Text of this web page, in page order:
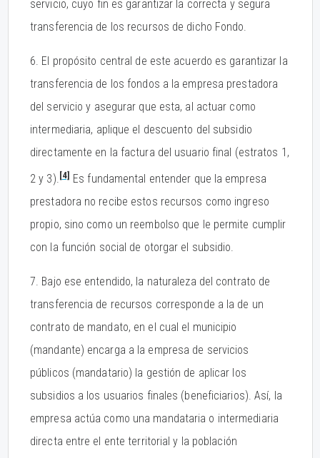
servicio, cuyo fin es garantizar la correcta y segura
transferencia de los recursos de dicho Fondo.
6. El propósito central de este acuerdo es garantizar la
transferencia de los fondos a la empresa prestadora
del servicio y asegurar que esta, al actuar como
intermediaria, aplique el descuento del subsidio
directamente en la factura del usuario final (estratos 1,
2 y 3). [4] Es fundamental entender que la empresa
prestadora no recibe estos recursos como ingreso
propio, sino como un reembolso que le permite cumplir
con la función social de otorgar el subsidio.
7. Bajo ese entendido, la naturaleza del contrato de
transferencia de recursos corresponde a la de un
contrato de mandato, en el cual el municipio
(mandante) encarga a la empresa de servicios
públicos (mandatario) la gestión de aplicar los
subsidios a los usuarios finales (beneficiarios). Así, la
empresa actúa como una mandataria o intermediaria
directa entre el ente territorial y la población